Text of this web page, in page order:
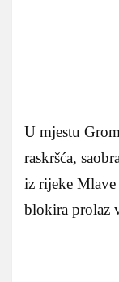
U mjestu
raskršća,
iz rijeke Mlave
blokira prolaz